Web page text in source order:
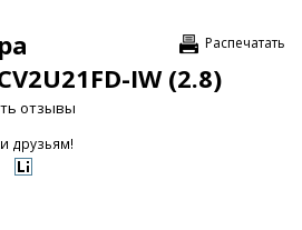
Распечатать
IW (2.8)
отзывы
друзьям!